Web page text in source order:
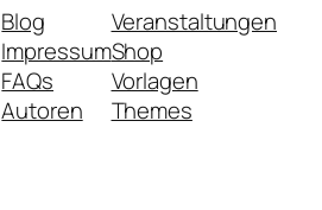
Blog
Impressum
FAQs
Autoren
Veranstaltungen
Shop
Vorlagen
Themes